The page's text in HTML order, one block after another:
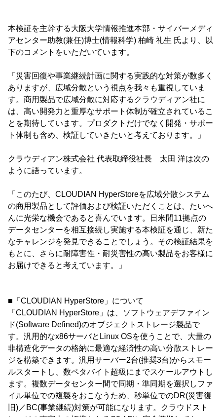
本検証を主幹する大阪大学情報推進本部・サイバーメディ
アセンター助教(兼任)博士(情報科学) 柏崎 礼生 氏より、以
下のコメントをいただいています。
「災害回復や事業継続計画に関する実践的な対策が数多く
ありますが、広域分散という視点を我々も重視していま
す。商用製品で広域分散に対応するクラウディアン社に
は、高い開発力と重厚なサポート体制が確立されているこ
とを期待しています。プロダクトだけでなく開発・サポー
ト体制も含め、検証していきたいと考えております。」
クラウディアン株式会社 代表取締役社長 太田 洋は次の
ように語っています。
「このたび、CLOUDIAN HyperStoreを広域分散システム
の商用製品として評価および検証いただくことは、たいへ
んに光栄な機会であると喜んでいます。日米間11拠点の
データセンターを相互接続し実施する本検証を通じ、新た
なチャレンジを発見できることでしょう。その検証結果を
もとに、さらに耐障害性・耐災害性の高い製品をお客様に
お届けできると考えています。」
■「CLOUDIAN HyperStore」について
「CLOUDIAN HyperStore」は、ソフトウェアデファイン
ド(Software Defined)のオブジェクトストレージ製品で
す。汎用的なx86サーバとLinux OSを使うことで、大量の
非構造化データの格納に最適な経済性の高い分散ストレー
ジを構築できます。汎用サーバー2台(推奨3台)からスモー
ルスタートし、数ペタバイト超級にまでスケールアウトし
ます。複数データセンター間で同期・準同期を選択しファ
イル単位での複製をおこなうため、秒単位でのDR(災害復
旧)／BC(事業継続)対策が可能になります。クラウドスト